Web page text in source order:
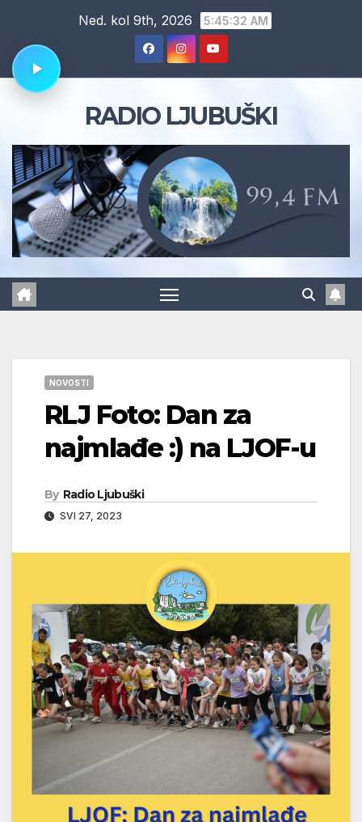
content
Ned. kol 9th, 2026 5:45:33 AM
RADIO LJUBUŠKI
NOVOSTI
RLJ Foto: Dan za
najmlađe :) na LJOF-u
By Radio Ljubuški
SVI 27, 2023